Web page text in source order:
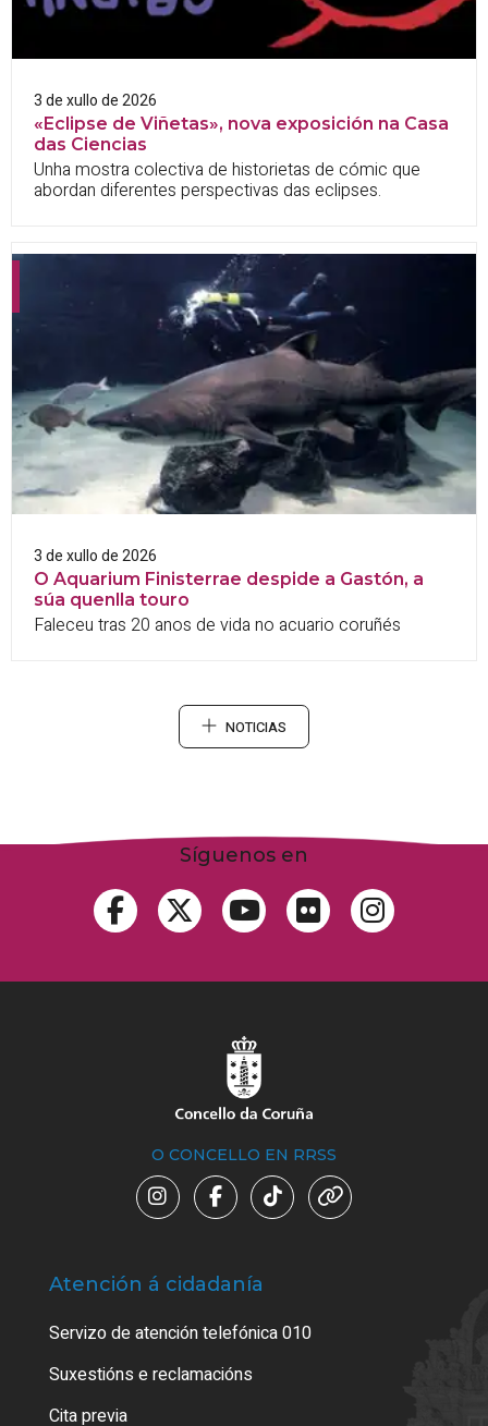
3 de xullo de 2026
«Eclipse de Viñetas», nova exposición na Casa
das Ciencias
Unha mostra colectiva de historietas de cómic que
abordan diferentes perspectivas das eclipses.
3 de xullo de 2026
O Aquarium Finisterrae despide a Gastón, a
súa quenlla touro
Faleceu tras 20 anos de vida no acuario coruñés
NOTICIAS
Síguenos en
O CONCELLO EN RRSS
Atención á cidadanía
Servizo de atención telefónica 010
Suxestións e reclamacións
Cita previa